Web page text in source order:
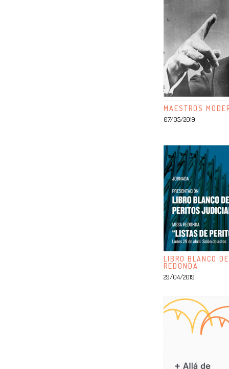
MAESTROS
07/05/2019
LIBRO BLANCO
REDONDA
29/04/2019